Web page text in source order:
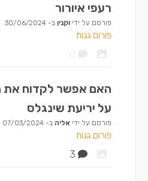
רעפי איורור
פורסם על ידי וקנין ב- 30/06/2024
פורום גגות
0
האם אפשר לקדוח את
על יריעת שינגלס
פורסם על ידי אליה ב- 07/03/2024
פורום גגות
3